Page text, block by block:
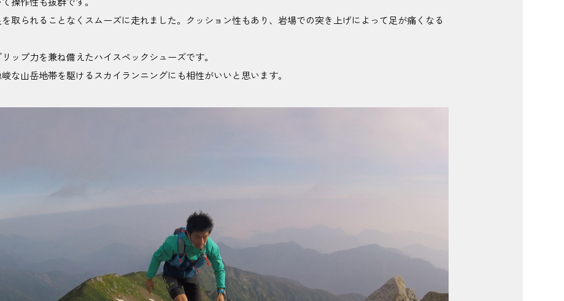
取られることなくスムーズに走れました。クッション性もあり、岩場での突き上げによって足が痛くなる
ップ力を兼ね備えたハイスペックシューズです。
な山岳地帯を駆けるスカイランニングにも相性がいいと思います。